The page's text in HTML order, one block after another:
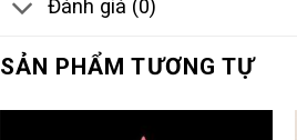
Đánh giá (0)
SẢN PHẨM TƯƠNG TỰ